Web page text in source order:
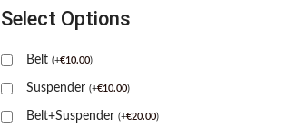
Select Options
Belt (+€10.00)
Suspender (+€10.00)
Belt+Suspender (+€20.00)